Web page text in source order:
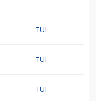
TUI
TUI
TUI